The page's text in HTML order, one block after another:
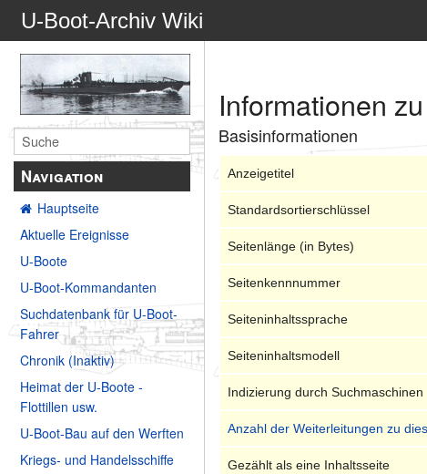
U-Boot-Archiv Wiki
Navigation
Hauptseite
Aktuelle Ereignisse
U-Boote
U-Boot-Kommandanten
Suchdatenbank für U-Boot-
Fahrer
Chronik (Inaktiv)
Heimat der U-Boote -
Flottillen usw.
U-Boot-Bau auf den Werften
Kriegs- und Handelsschiffe
Informationen zu
Basisinformationen
Anzeigetitel
Standardsortierschlüssel
Seitenlänge (in Bytes)
Seitenkennnummer
Seiteninhaltssprache
Seiteninhaltsmodell
Indizierung durch Suchmaschinen
Anzahl der Weiterleitungen zu
Gezählt als eine Inhaltsseite